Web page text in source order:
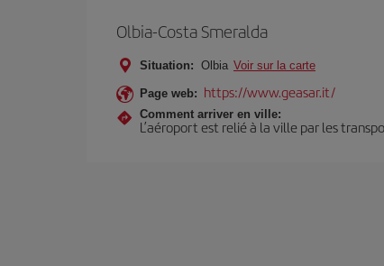
Olbia-Costa Smeralda
Situation: Olbia Voir sur la carte
Page web: https://www.geasar.it/
Comment arriver en ville:
L’aéroport est relié à la ville par les